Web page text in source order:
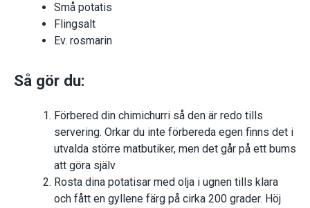
Små potatis
Flingsalt
Ev. rosmarin
Så gör du:
Förbered din chimichurri så den är redo tills
servering. Orkar du inte förbereda egen finns det i
utvalda större matbutiker, men det går på ett bums
att göra själv
Rosta dina potatisar med olja i ugnen tills klara
och fått en gyllene färg på cirka 200 grader. Höj